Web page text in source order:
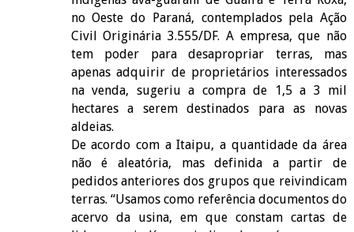
no Oeste do Paraná, contemplados pela Ação
Civil Originária 3.555/DF. A empresa, que não
tem poder para desapropriar terras, mas
apenas adquirir de proprietários interessados
na venda, sugeriu a compra de 1,5 a 3 mil
hectares a serem destinados para as novas
aldeias.
De acordo com a Itaipu, a quantidade da área
não é aleatória, mas definida a partir de
pedidos anteriores dos grupos que reivindicam
terras. “Usamos como referência documentos do
acervo da usina, em que constam cartas de